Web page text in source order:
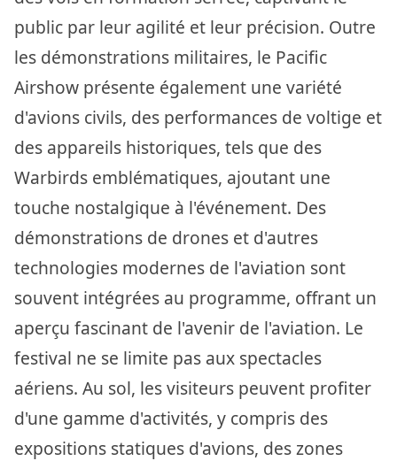
public par leur agilité et leur précision. Outre
les démonstrations militaires, le Pacific
Airshow présente également une variété
d'avions civils, des performances de voltige et
des appareils historiques, tels que des
Warbirds emblématiques, ajoutant une
touche nostalgique à l'événement. Des
démonstrations de drones et d'autres
technologies modernes de l'aviation sont
souvent intégrées au programme, offrant un
aperçu fascinant de l'avenir de l'aviation. Le
festival ne se limite pas aux spectacles
aériens. Au sol, les visiteurs peuvent profiter
d'une gamme d'activités, y compris des
expositions statiques d'avions, des zones